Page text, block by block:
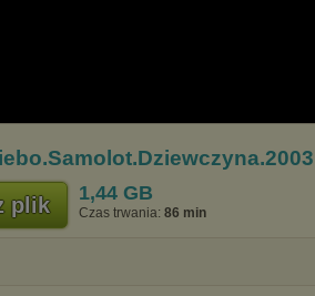
plik 1,44 GB
Czas trwania: 86 min